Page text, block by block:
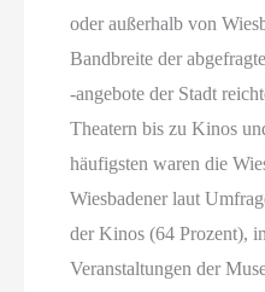
oder außerhalb von
Bandbreite der
-angebote der Stadt
Theatern bis zu Kinos
häufigsten waren die
Wiesbadener laut
der Kinos (64 Prozent),
Veranstaltungen der